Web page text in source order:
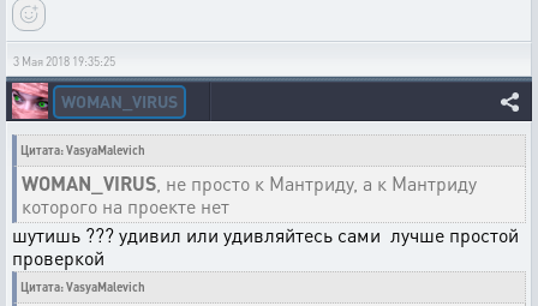
3 Мая 2018 19:35:25
WOMAN_VIRUS
Цитата: VasyaMalevich
WOMAN_VIRUS , не просто к Мантриду, а к Мантриду
которого на проекте нет
шутишь ??? удивил или удивляйтесь сами лучше простой
проверкой
Цитата: VasyaMalevich